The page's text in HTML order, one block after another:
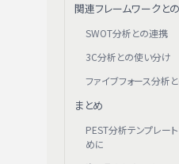
関連フレームワークと
SWOT分析との連携
3C分析との使い分け
ファイブフォース分析
まとめ
PEST分析テンプレー
めに